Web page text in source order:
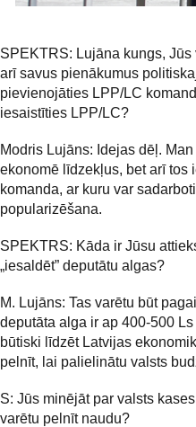
SPEKTRS: Lujāna kungs,
arī savus pienākumus
pievienojāties LPP/LC
iesaistīties LPP/LC?
Modris Lujāns: Idejas dēļ.
ekonomē līdzekļus, bet arī tos
komanda, ar kuru var
popularizēšana.
SPEKTRS: Kāda ir Jūsu
„iesaldēt” deputātu algas?
M. Lujāns: Tas varētu būt
deputāta alga ir ap 400-500
būtiski līdzēt Latvijas
pelnīt, lai palielinātu valsts
S: Jūs minējāt par valsts
varētu pelnīt naudu?